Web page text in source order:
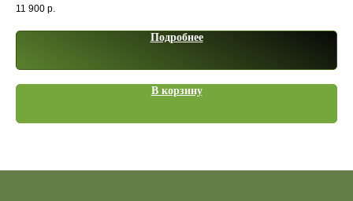
11 900 р.
Подробнее
В корзину